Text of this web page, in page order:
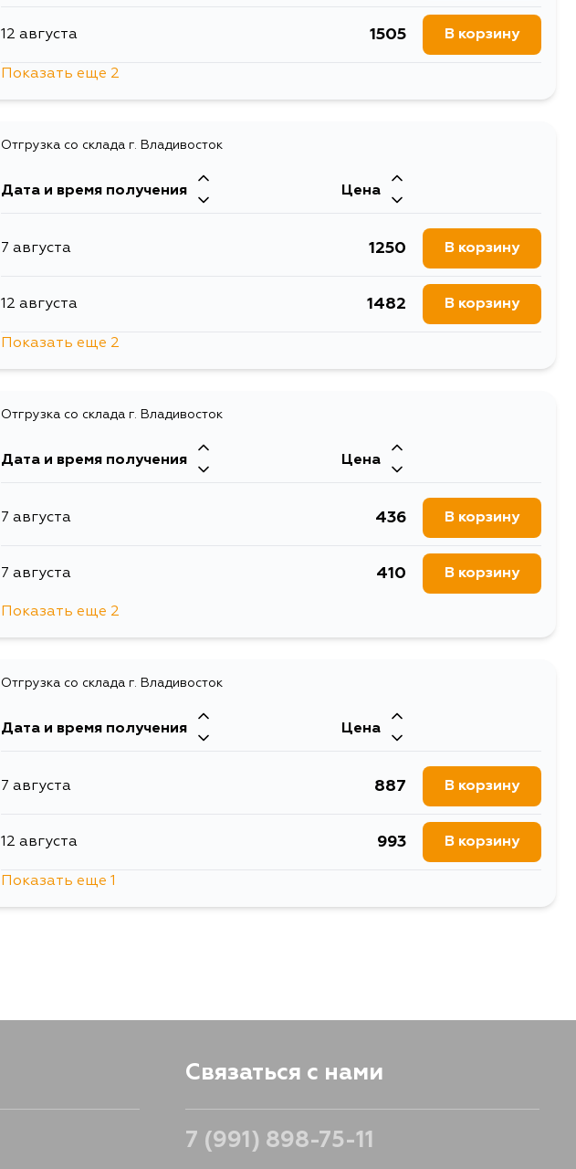
12 августа 1505 В корзину
1 сентября
Показать еще 2
Отгрузка со склада г. Владивосток
Дата и время получения Цена
7 августа 1250 В корзину
12 августа 1482 В корзину
1 сентября
Показать еще 2
Отгрузка со склада г. Владивосток
Дата и время получения Цена
7 августа 436 В корзину
7 августа 410 В корзину
13 августа
Показать еще 2
Отгрузка со склада г. Владивосток
Дата и время получения Цена
7 августа 887 В корзину
12 августа 993 В корзину
Показать еще 1
Связаться с нами
7 (991) 898-75-11